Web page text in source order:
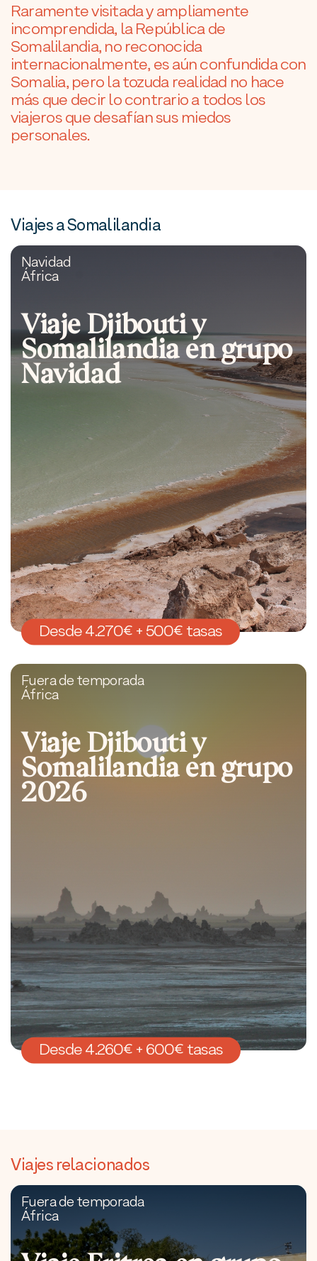
Raramente visitada y ampliamente
incomprendida, la República de
Somalilandia, no reconocida
internacionalmente, es aún confundida con
Somalia, pero la tozuda realidad no hace
más que decir lo contrario a todos los
viajeros que desafían sus miedos
personales.
Viajes a Somalilandia
Navidad
África
Viaje Djibouti y
Somalilandia en grupo
Navidad
Desde 4.270€ + 500€ tasas
Fuera de temporada
África
Viaje Djibouti y
Somalilandia en grupo
2026
Desde 4.260€ + 600€ tasas
Viajes relacionados
Fuera de temporada
África